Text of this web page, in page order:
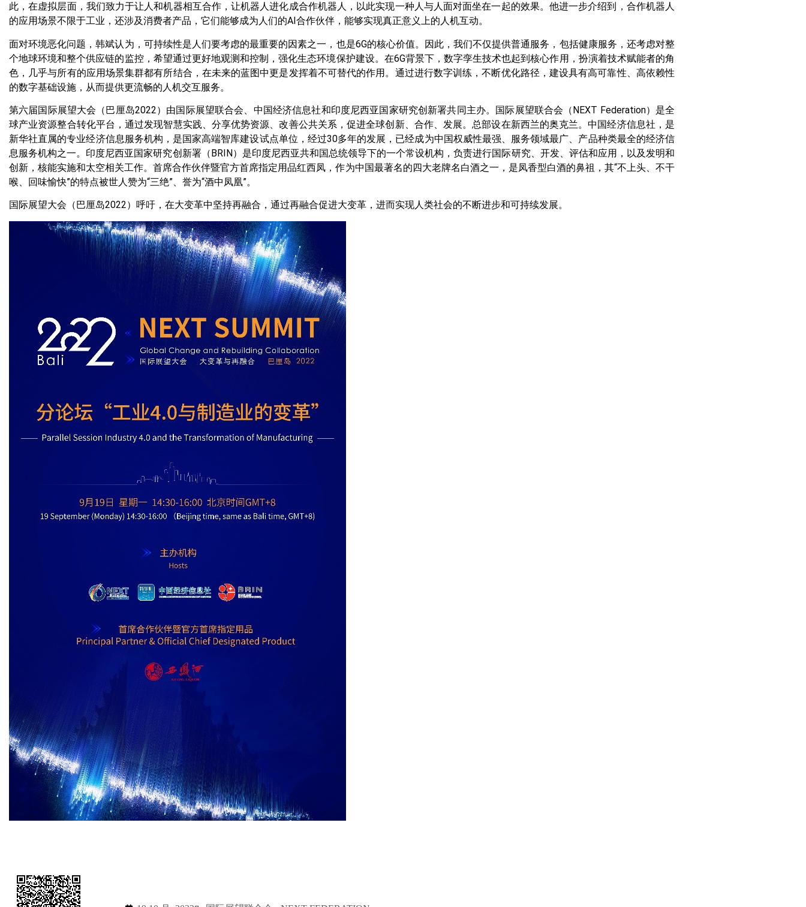
此，在虚拟层面，我们致力于让人和机器相互合作，让机器人进化成合作机器人，以此实现一种人与人面对面坐在一起的效果。他进一步介绍到，合作机器人
的应用场景不限于工业，还涉及消费者产品，它们能够成为人们的AI合作伙伴，能够实现真正意义上的人机互动。
面对环境恶化问题，韩斌认为，可持续性是人们要考虑的最重要的因素之一，也是6G的核心价值。因此，我们不仅提供普通服务，包括健康服务，还考虑对整
个地球环境和整个供应链的监控，希望通过更好地观测和控制，强化生态环境保护建设。在6G背景下，数字孪生技术也起到核心作用，扮演着技术赋能者的角
色，几乎与所有的应用场景集群都有所结合，在未来的蓝图中更是发挥着不可替代的作用。通过进行数字训练，不断优化路径，建设具有高可靠性、高依赖性
的数字基础设施，从而提供更流畅的人机交互服务。
第六届国际展望大会（巴厘岛2022）由国际展望联合会、中国经济信息社和印度尼西亚国家研究创新署共同主办。国际展望联合会（NEXT Federation）是全
球产业资源整合转化平台，通过发现智慧实践、分享优势资源、改善公共关系，促进全球创新、合作、发展。总部设在新西兰的奥克兰。中国经济信息社，是
新华社直属的专业经济信息服务机构，是国家高端智库建设试点单位，经过30多年的发展，已经成为中国权威性最强、服务领域最广、产品种类最全的经济信
息服务机构之一。印度尼西亚国家研究创新署（BRIN）是印度尼西亚共和国总统领导下的一个常设机构，负责进行国际研究、开发、评估和应用，以及发明和
创新，核能实施和太空相关工作。首席合作伙伴暨官方首席指定用品红西凤，作为中国最著名的四大老牌名白酒之一，是凤香型白酒的鼻祖，其“不上头、不干
喉、回味愉快”的特点被世人赞为“三绝”、誉为“酒中凤凰”。
国际展望大会（巴厘岛2022）呼吁，在大变革中坚持再融合，通过再融合促进大变革，进而实现人类社会的不断进步和可持续发展。